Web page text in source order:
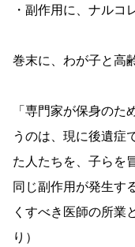
・副作用に、ナルコ
巻末に、わが子と高
「専門家が保身のた
うのは、現に後遺症
た人たちを、子らを
同じ副作用が発生す
くすべき医師の所業
り）